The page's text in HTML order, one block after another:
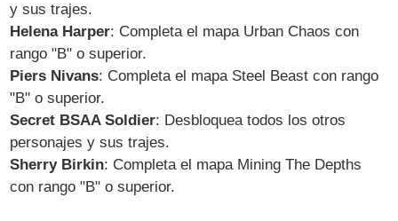
y sus trajes.
Helena Harper: Completa el mapa Urban Chaos con
rango "B" o superior.
Piers Nivans: Completa el mapa Steel Beast con rango
"B" o superior.
Secret BSAA Soldier: Desbloquea todos los otros
personajes y sus trajes.
Sherry Birkin: Completa el mapa Mining The Depths
con rango "B" o superior.